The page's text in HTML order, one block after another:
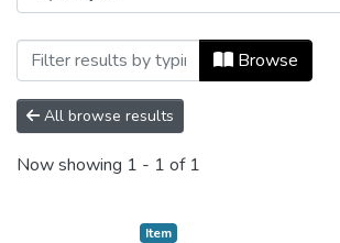
Browsing Documentos de
Browse
All browse results
Now showing 1 - 1 of 1
Item